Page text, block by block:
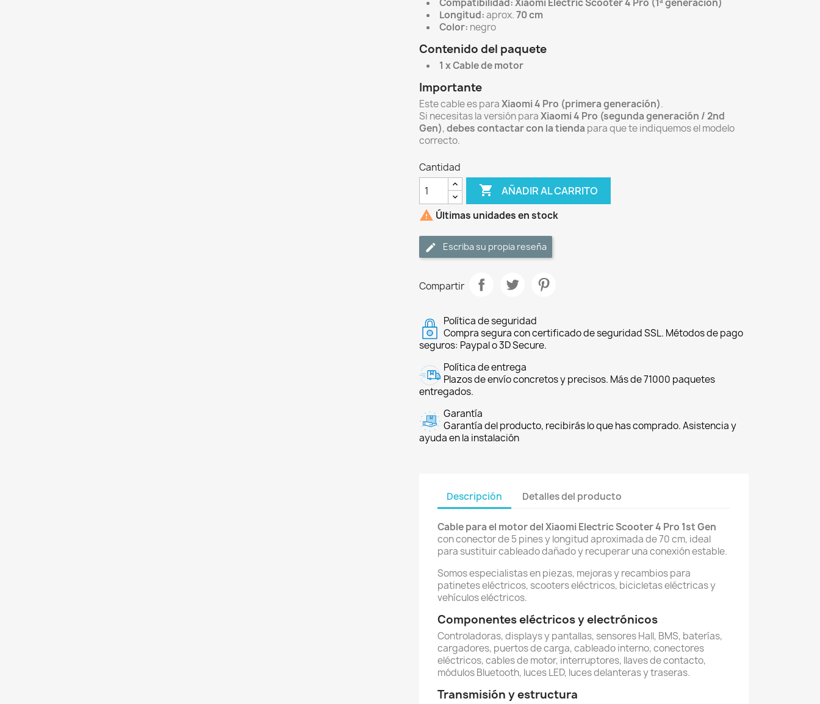
Compatibilidad:Xiaomi Electric Scooter 4 Pro (1ª generación)
Longitud:aprox.70 cm
Color: negro
Contenido del paquete
1 x Cable de motor
Importante
Este cable es paraXiaomi 4 Pro (primera generación).
Si necesitas la versión paraXiaomi 4 Pro (segunda generación / 2nd
Gen),debes contactar con la tienda para que te indiquemos el modelo
correcto.
Cantidad
 AÑADIR AL CARRITO
 Últimas unidades en stock
Escriba su propia reseña
Compartir
Política de seguridad
Compra segura con certificado de seguridad SSL. Métodos de pago
seguros: Paypal o 3D Secure.
Política de entrega
Plazos de envío concretos y precisos. Más de 71000 paquetes
entregados.
Garantía
Garantía del producto, recibirás lo que has comprado. Asistencia y
ayuda en la instalación
Descripción Detalles del producto
Cable para el motor del Xiaomi Electric Scooter 4 Pro 1st Gen
con conector de 5 pines y longitud aproximada de 70 cm, ideal
para sustituir cableado dañado y recuperar una conexión estable.
Somos especialistas en piezas, mejoras y recambios para
patinetes eléctricos, scooters eléctricos, bicicletas eléctricas y
vehículos eléctricos.
Componentes eléctricos y electrónicos
Controladoras, displays y pantallas, sensores Hall, BMS, baterías,
cargadores, puertos de carga, cableado interno, conectores
eléctricos, cables de motor, interruptores, llaves de contacto,
módulos Bluetooth, luces LED, luces delanteras y traseras.
Transmisión y estructura